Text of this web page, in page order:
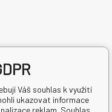
Váš souhlas k využití
ukazovat informace
reklam. Souhlas